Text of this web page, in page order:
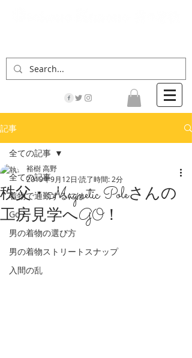
記事
全ての記事
着物で通勤するには
Go！
男の着物の選び方
男の着物ストリートスナップ
入間の乱
全ての記事
秩父・Magnetic Poleさんの
工房見学へGO！
裕樹 高野
2019年9月12日 読了時間: 2分